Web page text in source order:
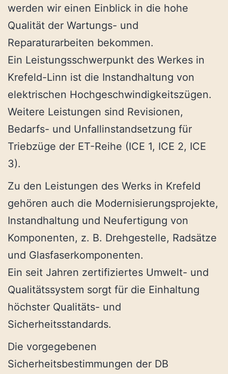
werden wir einen Einblick in die hohe
Qualität der Wartungs- und
Reparaturarbeiten bekommen.
Ein Leistungsschwerpunkt des Werkes in
Krefeld-Linn ist die Instandhaltung von
elektrischen Hochgeschwindigkeitszügen.
Weitere Leistungen sind Revisionen,
Bedarfs- und Unfallinstandsetzung für
Triebzüge der ET-Reihe (ICE 1, ICE 2, ICE
3).
Zu den Leistungen des Werks in Krefeld
gehören auch die Modernisierungsprojekte,
Instandhaltung und Neufertigung von
Komponenten, z. B. Drehgestelle, Radsätze
und Glasfaserkomponenten.
Ein seit Jahren zertifiziertes Umwelt- und
Qualitätssystem sorgt für die Einhaltung
höchster Qualitäts- und
Sicherheitsstandards.
Die vorgegebenen
Sicherheitsbestimmungen der DB